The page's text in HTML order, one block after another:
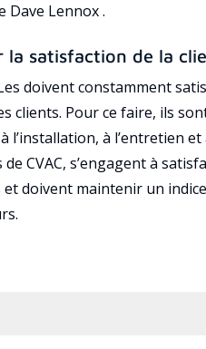
Dave Lennox .
la satisfaction de la
doivent constamment
clients. Pour ce faire, ils
l’installation, à l’entretien et
CVAC, s’engagent à
doivent maintenir un